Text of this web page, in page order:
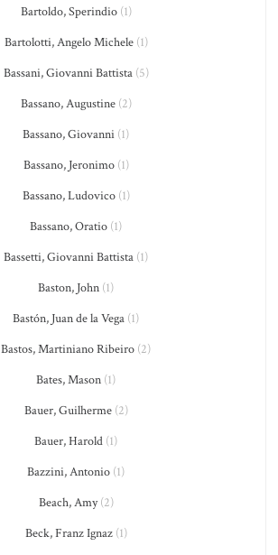
Bartoldo, Sperindio(1)
Bartolotti, Angelo Michele(1)
Bassani, Giovanni Battista(5)
Bassano, Augustine(2)
Bassano, Giovanni (1)
Bassano, Jeronimo(1)
Bassano, Ludovico(1)
Bassano, Oratio (1)
Bassetti, Giovanni Battista (1)
Baston, John (1)
Bastón, Juan de la Vega (1)
Bastos, Martiniano Ribeiro (2)
Bates, Mason (1)
Bauer, Guilherme(2)
Bauer, Harold (1)
Bazzini, Antonio (1)
Beach, Amy(2)
Beck, Franz Ignaz(1)